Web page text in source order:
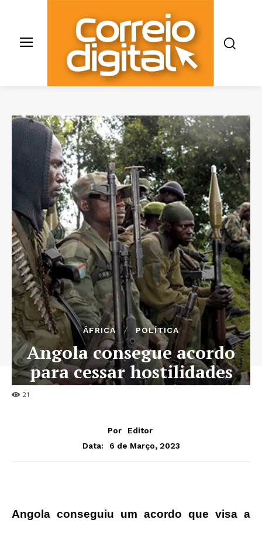
21
ÁFRICA POLÍTICA
Angola consegue acordo
para cessar hostilidades
na região Leste da RDC
Por
Editor
Data:
6 de Março, 2023
Angola conseguiu um acordo que visa a